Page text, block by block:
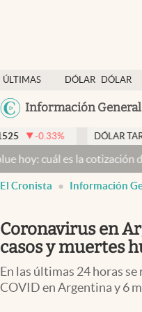
ÚLTIMAS
NOTICIAS
DÓLAR
DÓLAR
Información General
Dólar
Members
Economía y Política
Finanzas y Mercados
Mercados Online
Otras secciones
Apertura
DÓLAR TARJETA $ 1976
cotización del sábado 8 de
El Cronista Información
Coronavirus en
casos y muertes
En las últimas 24 horas
COVID en Argentina y 6